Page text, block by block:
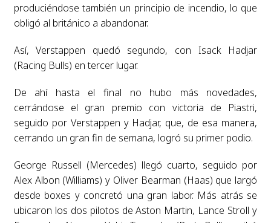
produciéndose también un principio de incendio, lo que
obligó al británico a abandonar.
Así, Verstappen quedó segundo, con Isack Hadjar
(Racing Bulls) en tercer lugar.
De ahí hasta el final no hubo más novedades,
cerrándose el gran premio con victoria de Piastri,
seguido por Verstappen y Hadjar, que, de esa manera,
cerrando un gran fin de semana, logró su primer podio.
George Russell (Mercedes) llegó cuarto, seguido por
Alex Albon (Williams) y Oliver Bearman (Haas) que largó
desde boxes y concretó una gran labor. Más atrás se
ubicaron los dos pilotos de Aston Martin, Lance Stroll y